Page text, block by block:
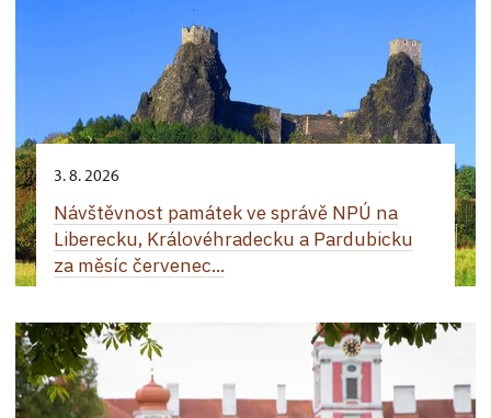
3. 8. 2026
Návštěvnost památek ve správě NPÚ na
Liberecku, Královéhradecku a Pardubicku
za měsíc červenec...